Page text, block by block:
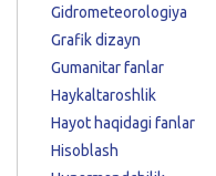
Gidrometeorologiya
Grafik dizayn
Gumanitar fanlar
Haykaltaroshlik
Hayot haqidagi fanlar
Hisoblash